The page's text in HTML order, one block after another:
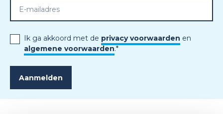
Ik ga akkoord met de privacy voorwaarden en
algemene voorwaarden.*